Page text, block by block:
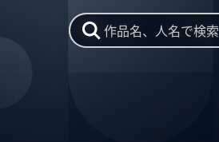
作品名、人名で検索